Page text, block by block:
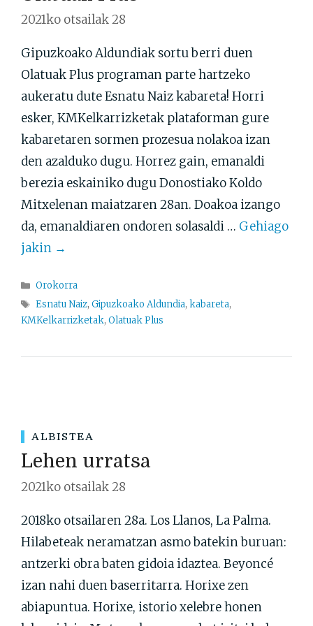
2021ko otsailak 28
Gipuzkoako Aldundiak sortu berri duen
Olatuak Plus programan parte hartzeko
aukeratu dute Esnatu Naiz kabareta! Horri
esker, KMKelkarrizketak plataforman gure
kabaretaren sormen prozesua nolakoa izan
den azalduko dugu. Horrez gain, emanaldi
berezia eskainiko dugu Donostiako Koldo
Mitxelenan maiatzaren 28an. Doakoa izango
da, emanaldiaren ondoren solasaldi … Gehiago
jakin →
Atalak
Orokorra
Etiketak
Esnatu Naiz, Gipuzkoako Aldundia, kabareta,
KMKelkarrizketak, Olatuak Plus
ALBISTEA
Lehen urratsa
2021ko otsailak 28
2018ko otsailaren 28a. Los Llanos, La Palma.
Hilabeteak neramatzan asmo batekin buruan:
antzerki obra baten gidoia idaztea. Beyoncé
izan nahi duen baserritarra. Horixe zen
abiapuntua. Horixe, istorio xelebre honen